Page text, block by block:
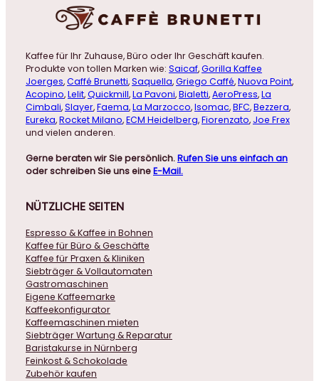
Kaffee für Ihr Zuhause, Büro oder Ihr Geschäft kaufen.
Produkte von tollen Marken wie: Saicaf,Gorilla Kaffee
Joerges,Caffé Brunetti,Saquella,Griego Caffé,Nuova Point,
Acopino,Lelit,Quickmill,La Pavoni,Bialetti,AeroPress,La
Cimbali,Slayer,Faema,La Marzocco,Isomac,BFC,Bezzera,
Eureka,Rocket Milano,ECM Heidelberg,Fiorenzato, Joe Frex
und vielen anderen.
Gerne beraten wir Sie persönlich.Rufen Sie uns einfach an
oder schreiben Sie uns eineE-Mail.
NÜTZLICHE SEITEN
Espresso & Kaffee in Bohnen
Kaffee für Büro & Geschäfte
Kaffee für Praxen & Kliniken
Siebträger & Vollautomaten
Gastromaschinen
Eigene Kaffeemarke
Kaffeekonfigurator
Kaffeemaschinen mieten
Siebträger Wartung & Reparatur
Baristakurse in Nürnberg
Feinkost & Schokolade
Zubehör kaufen